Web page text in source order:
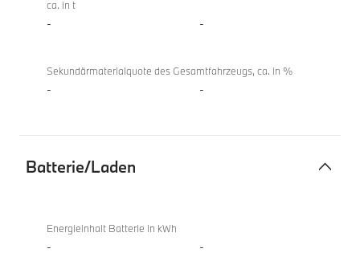
ca. in t
- -
Sekundärmaterialquote des Gesamtfahrzeugs, ca. in %
- -
Batterie/Laden
Energieinhalt Batterie in kWh
- -